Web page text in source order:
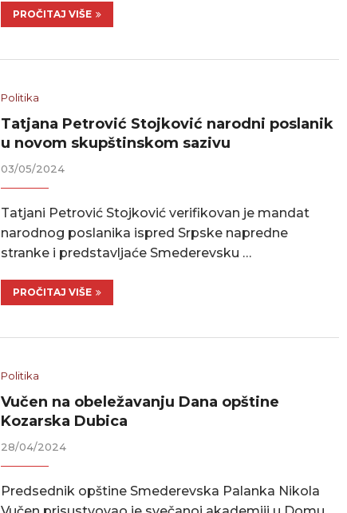
PROČITAJ VIŠE
Politika
Tatjana Petrović Stojković narodni poslanik
u novom skupštinskom sazivu
03/05/2024
Tatjani Petrović Stojković verifikovan je mandat
narodnog poslanika ispred Srpske napredne
stranke i predstavljaće Smederevsku …
PROČITAJ VIŠE
Politika
Vučen na obeležavanju Dana opštine
Kozarska Dubica
28/04/2024
Predsednik opštine Smederevska Palanka Nikola